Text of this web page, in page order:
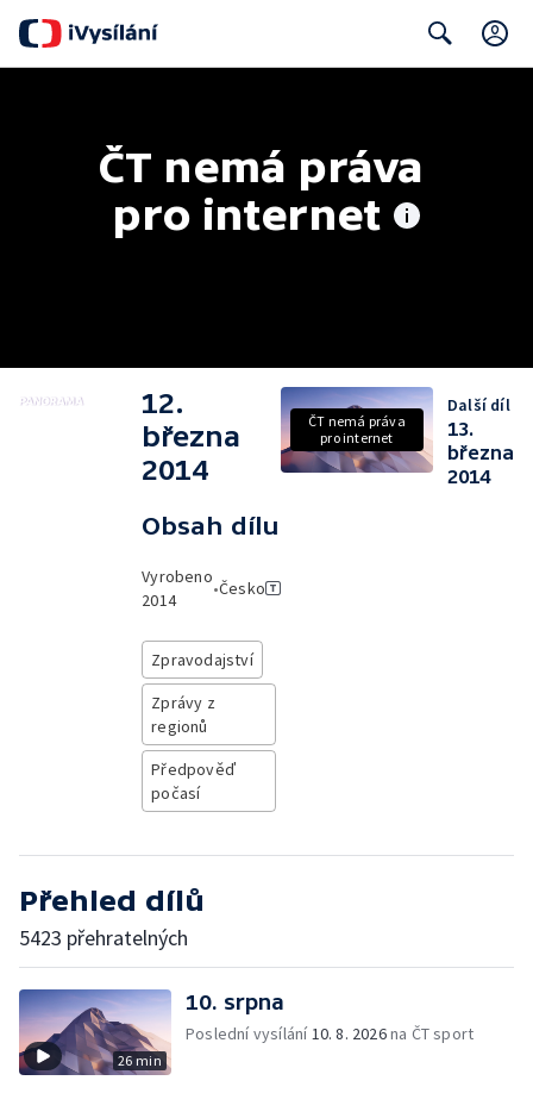
ČT nemá práva
pro internet
12.
března
2014
Obsah dílu
Vyrobeno
2014
•Česko
Zpravodajství
Zprávy z
regionů
Předpověď
počasí
ČT nemá práva
pro internet
Další díl
13.
března
2014
Přehled dílů
5423 přehratelných
26 min
10. srpna
Poslední vysílání10. 8. 2026na ČT sport